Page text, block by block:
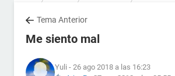
Tema Anterior
Me siento mal
Yuli - 26 ago 2018 a las 16:23